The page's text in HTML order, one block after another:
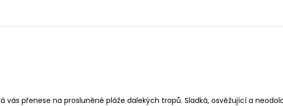
vás přenese na prosluněné pláže dalekých tropů. Sladká, osvěžující a